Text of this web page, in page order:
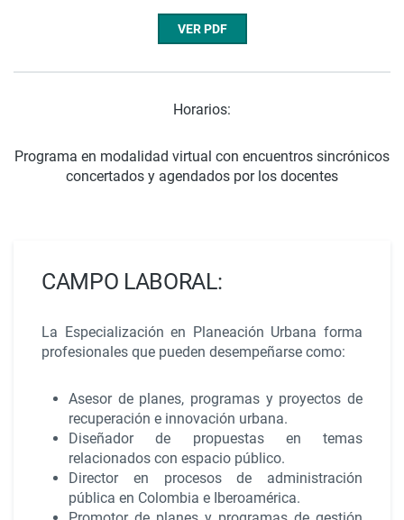
VER PDF
Horarios:
Programa en modalidad virtual con encuentros sincrónicos
concertados y agendados por los docentes
CAMPO LABORAL:
La Especialización en Planeación Urbana forma
profesionales que pueden desempeñarse como:
Asesor de planes, programas y proyectos de
recuperación e innovación urbana.
Diseñador de propuestas en temas
relacionados con espacio público.
Director en procesos de administración
pública en Colombia e Iberoamérica.